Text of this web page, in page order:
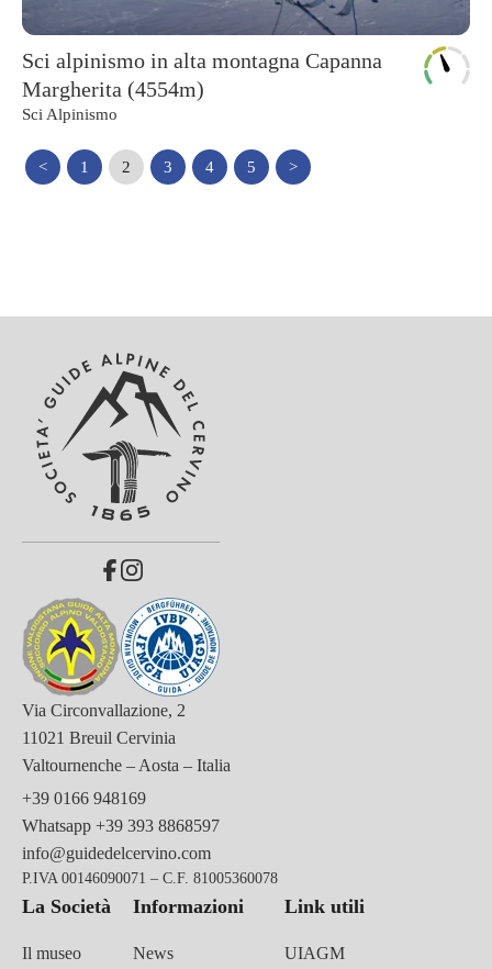
Sci alpinismo in alta montagna Capanna
Margherita (4554m)
Sci Alpinismo
< 1 2 3 4 5 >
Via Circonvallazione, 2
11021 Breuil Cervinia
Valtournenche – Aosta – Italia
+39 0166 948169
Whatsapp +39 393 8868597
info@guidedelcervino.com
P.IVA 00146090071 – C.F. 81005360078
La Società
Il museo
Informazioni
News
Link utili
UIAGM